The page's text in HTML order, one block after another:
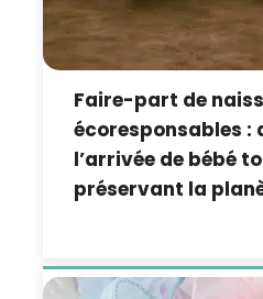
Faire-part de
écoresponsables :
l’arrivée de bébé
préservant la